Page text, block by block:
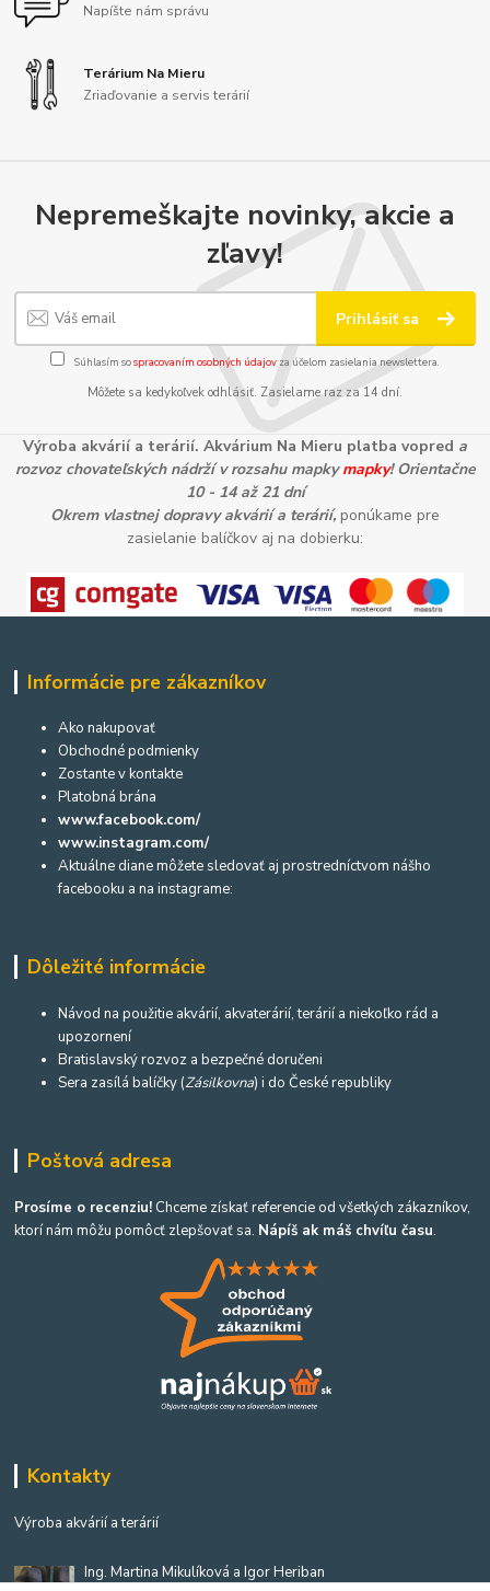
Napíšte nám správu
Terárium Na Mieru
Zriaďovanie a servis terárií
Nepremeškajte novinky, akcie a
zľavy!
Prihlásiť sa
Súhlasím sospracovaním osobných údajov za účelom zasielania newslettera.
Môžete sa kedykoľvek odhlásiť. Zasielame raz za 14 dní.
Výroba akvárií a terárií. Akvárium Na Mieru platba vopred a
rozvoz chovateľských nádrží v rozsahu mapkymapky! Orientačne
10 - 14 až 21 dní
Okrem vlastnej dopravy akvárií a terárií, ponúkame pre
zasielanie balíčkov aj na dobierku:
Informácie pre zákazníkov
Ako nakupovať
Obchodné podmienky
Zostante v kontakte
Platobná brána
www.facebook.com/
www.instagram.com/
Aktuálne diane môžete sledovať aj prostredníctvom nášho
facebooku a na instagrame:
Dôležité informácie
Návod na použitie akvárií, akvaterárií, terárií a niekoľko rád a
upozornení
Bratislavský rozvoz a bezpečné doručeni
Sera zasílá balíčky (Zásilkovna) i do České republiky
Poštová adresa
Prosíme o recenziu! Chceme získať referencie od všetkých zákazníkov,
ktorí nám môžu pomôcť zlepšovať sa. Nápíš ak máš chvíľu času.
Kontakty
Výroba akvárií a terárií
Ing. Martina Mikulíková a Igor Heriban